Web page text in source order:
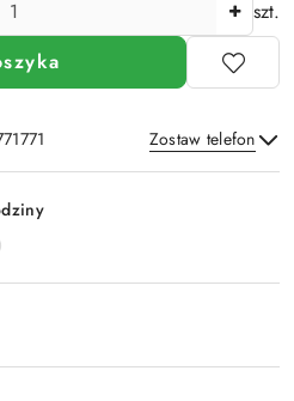
szt.
Zostaw telefon